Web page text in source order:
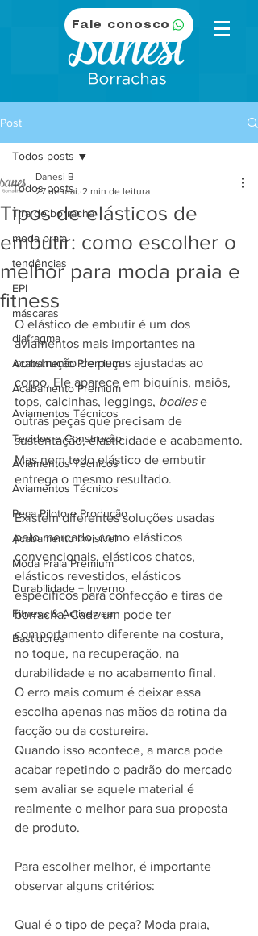
Fale conosco
Post
Todos posts
Tira de borracha
moda praia
tendências
EPI
máscaras
diafragma
Acabamento Premium
Acabamento Premium
Aviamentos Técnicos
Tecidos e Construção
Aviamentos Técnicos
Aviamentos Técnicos
Peça Piloto e Produção
Acabamento Invisível
Moda Praia Premium
Durabilidade + Inverno
Fitness & Activewear
Bastidores
Todos posts
Tipos de elásticos de
embutir: como escolher o
melhor para moda praia e
fitness
Danesi B
27 de mai. 2 min de leitura
O elástico de embutir é um dos
aviamentos mais importantes na
construção de peças ajustadas ao
corpo. Ele aparece em biquínis, maiôs,
tops, calcinhas, leggings, bodies e
outras peças que precisam de
sustentação, elasticidade e acabamento.
Mas nem todo elástico de embutir
entrega o mesmo resultado.
Existem diferentes soluções usadas
pelo mercado, como elásticos
convencionais, elásticos chatos,
elásticos revestidos, elásticos
específicos para confecção e tiras de
borracha. Cada um pode ter
comportamento diferente na costura,
no toque, na recuperação, na
durabilidade e no acabamento final.
O erro mais comum é deixar essa
escolha apenas nas mãos da rotina da
facção ou da costureira.
Quando isso acontece, a marca pode
acabar repetindo o padrão do mercado
sem avaliar se aquele material é
realmente o melhor para sua proposta
de produto.
Para escolher melhor, é importante
observar alguns critérios:
Qual é o tipo de peça? Moda praia,